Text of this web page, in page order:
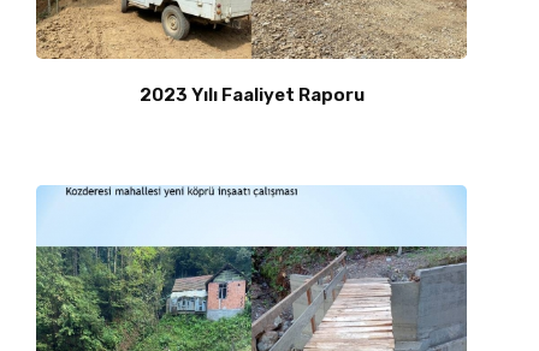
2023 Yılı Faaliyet Raporu